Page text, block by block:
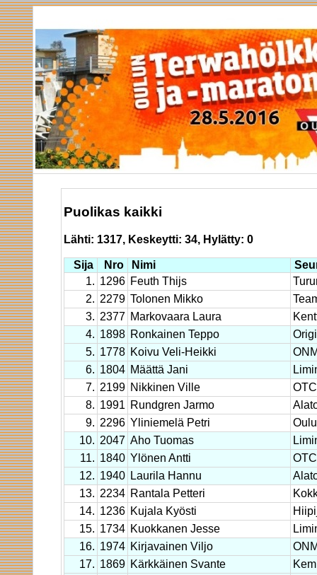
Puolikas kaikki
Lähti: 1317, Keskeytti: 34, Hylätty: 0
Sija Nro Nimi
1. 1296 Feuth Thijs
2. 2279 Tolonen Mikko
3. 2377 Markovaara Laura
4. 1898 Ronkainen Teppo
5. 1778 Koivu Veli-Heikki
6. 1804 Määttä Jani
7. 2199 Nikkinen Ville
OTC
8. 1991 Rundgren Jarmo
9. 2296 Yliniemelä Petri
Oulu
10. 2047 Aho Tuomas
11. 1840 Ylönen Antti
OTC
12. 1940 Laurila Hannu
13. 2234 Rantala Petteri
14. 1236 Kujala Kyösti
15. 1734 Kuokkanen Jesse
16. 1974 Kirjavainen Viljo
17. 1869 Kärkkäinen Svante